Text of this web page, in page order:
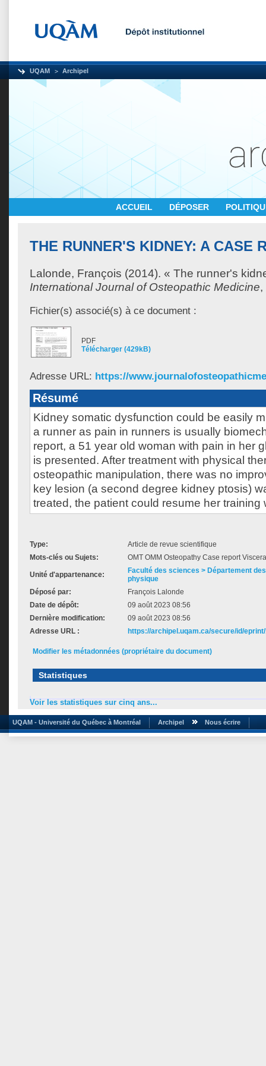
UQAM Archipel
ACCUEIL DÉPOSER
THE RUNNER'S KIDNEY: A CASE
Lalonde, François (2014). « The runner's
International Journal of Osteopathic Medicine,
Fichier(s) associé(s) à ce document :
PDF
Télécharger (429kB)
Adresse URL: https://
Résumé
Kidney somatic dysfunction could be easily
a runner as pain in runners is usually
report, a 51 year old woman with pain in her
is presented. After treatment with physical
osteopathic manipulation, there was no
key lesion (a second degree kidney ptosis)
treated, the patient could resume her training
Type:
Article de revue scientifique
Mots-clés ou Sujets:
OMT OMM Osteopathy Case report
Unité d'appartenance:
Faculté des sciences > Département
physique
Déposé par:
François Lalonde
Date de dépôt:
09 août 2023 08:56
Dernière modification:
09 août 2023 08:56
Adresse URL :
https://archipel.uqam.ca/secure/id/
Modifier les métadonnées (propriétaire du document)
Statistiques
Voir les statistiques sur cinq ans...
UQAM - Université du Québec à Montréal Archipel Nous écrire